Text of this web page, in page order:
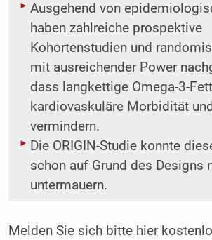
Ausgehend von
haben zahlreiche prospektive
Kohortenstudien und
mit ausreichender Power
dass langkettige Omega-3-
kardiovaskuläre Morbidität
vermindern.
Die ORIGIN-Studie konnte
schon auf Grund des Designs
untermauern.
Melden Sie sich bitte hier